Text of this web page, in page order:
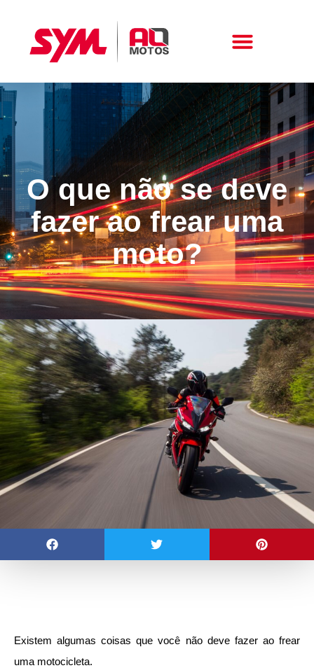
O que não se deve
fazer ao frear uma
moto?
Existem algumas coisas que você não deve fazer ao frear
uma motocicleta.